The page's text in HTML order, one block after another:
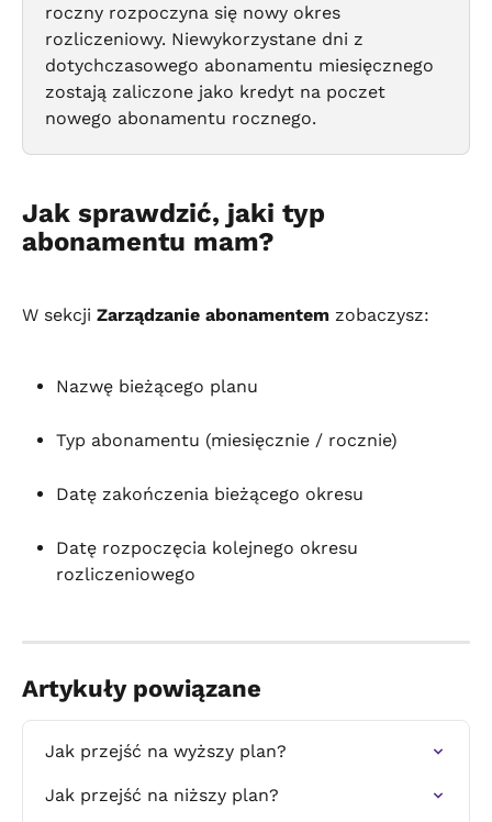
roczny rozpoczyna się nowy okres
rozliczeniowy. Niewykorzystane dni z
dotychczasowego abonamentu miesięcznego
zostają zaliczone jako kredyt na poczet
nowego abonamentu rocznego.
Jak sprawdzić, jaki typ
abonamentu mam?
W sekcji Zarządzanie abonamentem zobaczysz:
Nazwę bieżącego planu
Typ abonamentu (miesięcznie / rocznie)
Datę zakończenia bieżącego okresu
Datę rozpoczęcia kolejnego okresu
rozliczeniowego
Artykuły powiązane
Jak przejść na wyższy plan?
Jak przejść na niższy plan?